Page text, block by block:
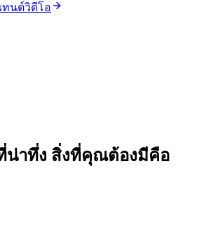
ทนต์วิดีโอ
น่าทึ่ง สิ่งที่คุณต้องมีคือ